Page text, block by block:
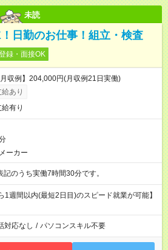
未読
日勤のお仕事！組立・検査
録・面接OK
収例】204,000円(月収例21日実働)
あり
有り
ーカー
17:15 ※表記のうち実働7時間30分です。
1週間以内(最短2日目)のスピード就業が可能】
対応なし / パソコンスキル不要